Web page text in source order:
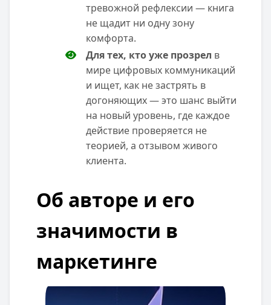
тревожной рефлексии — книга
не щадит ни одну зону
комфорта.
Для тех, кто уже прозрел в
мире цифровых коммуникаций
и ищет, как не застрять в
догоняющих — это шанс выйти
на новый уровень, где каждое
действие проверяется не
теорией, а отзывом живого
клиента.
Об авторе и его
значимости в
маркетинге